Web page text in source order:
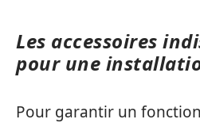
Les accessoires
pour une
Pour garantir un